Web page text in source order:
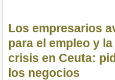
Los empresarios
para el empleo y
crisis en Ceuta:
los negocios